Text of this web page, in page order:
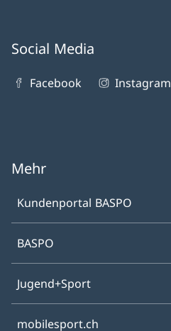
Social Media
Facebook Instagram
Mehr
Kundenportal BASPO
BASPO
Jugend+Sport
mobilesport.ch